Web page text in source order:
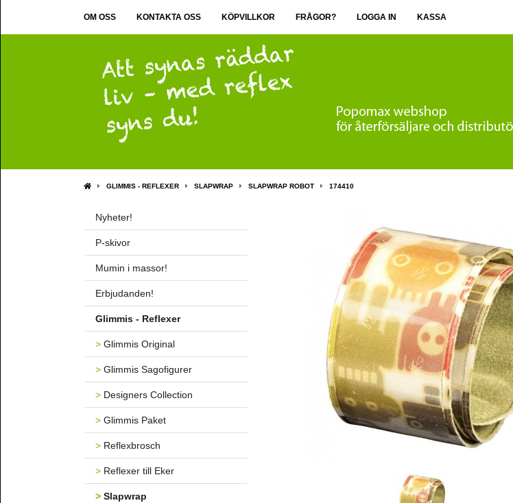
OM OSS KONTAKTA OSS KÖPVILLKOR FRÅGOR? LOGGA IN KASSA
GLIMMIS - REFLEXER SLAPWRAP SLAPWRAP ROBOT 174410
Nyheter!
P-skivor
Mumin i massor!
Erbjudanden!
Glimmis - Reflexer
>Glimmis Original
>Glimmis Sagofigurer
>Designers Collection
>Glimmis Paket
>Reflexbrosch
>Reflexer till Eker
>Slapwrap